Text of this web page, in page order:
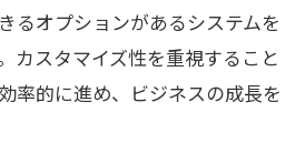
るオプションがあるシステムを
カスタマイズ性を重視すること
率的に進め、ビジネスの成長を